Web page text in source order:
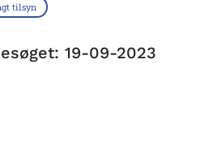
tilsyn
19-09-2023